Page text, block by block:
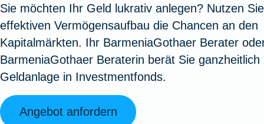
Oldtimerversicherung
Fahrradversicherung
Zur Produktübersicht
Jagd- und
Augenzusatzversicherung
Pflegemonatsgeld
Zur Produktübersicht
Zur
Vermögensschadenversicherung
Zur Produktübersicht
Zur Serviceübersicht
Sie möchten Ihr Geld lukrativ anlegen? Nutzen
effektiven Vermögensaufbau die Chancen an den
Kapitalmärkten. Ihr BarmeniaGothaer Berater
BarmeniaGothaer Beraterin berät Sie ganzheitlich
Geldanlage in Investmentfonds.
Angebot anfordern